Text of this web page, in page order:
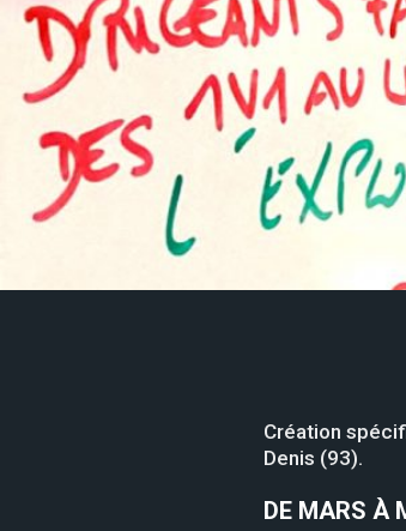
Création
Denis (93).
DE MARS À